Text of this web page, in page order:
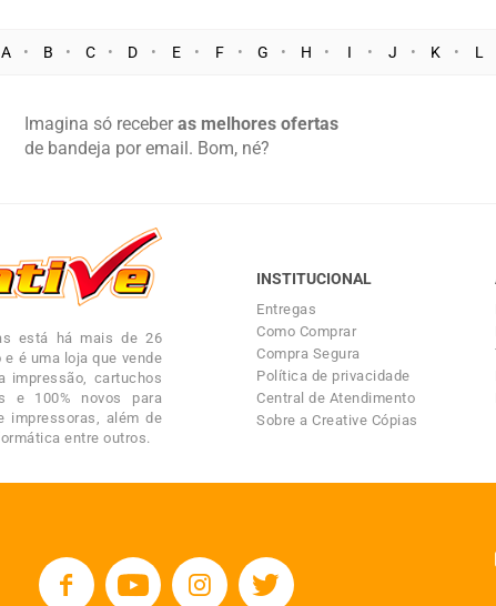
A B C D E F G H I J K L
Imagina só receberas melhores ofertas
de bandeja por email. Bom, né?
está há mais de 26
e é uma loja que vende
impressão, cartuchos
e 100% novos para
impressoras, além de
entre outros.
INSTITUCIONAL
Entregas
Como Comprar
Compra Segura
Política de privacidade
Central de Atendimento
Sobre a Creative Cópias